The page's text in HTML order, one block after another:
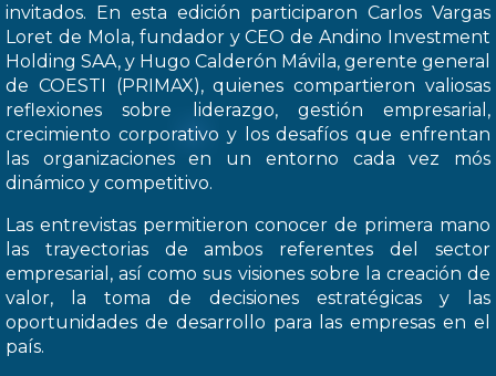
invitados. En esta edición participaron Carlos Vargas
Loret de Mola, fundador y CEO de Andino Investment
Holding SAA, y Hugo Calderón Mávila, gerente general
de COESTI (PRIMAX), quienes compartieron valiosas
reflexiones sobre liderazgo, gestión empresarial,
crecimiento corporativo y los desafíos que enfrentan
las organizaciones en un entorno cada vez mós
dinámico y competitivo.
Las entrevistas permitieron conocer de primera mano
las trayectorias de ambos referentes del sector
empresarial, así como sus visiones sobre la creación de
valor, la toma de decisiones estratégicas y las
oportunidades de desarrollo para las empresas en el
país.